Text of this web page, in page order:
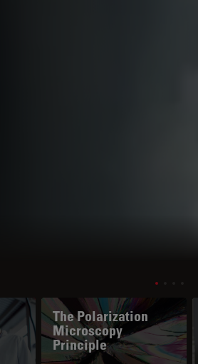
The Polarization
Microscopy
Principle